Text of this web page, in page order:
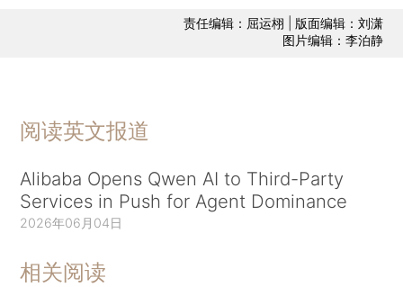
责任编辑：屈运栩 | 版面编辑：刘潇
图片编辑：李泊静
阅读英文报道
Alibaba Opens Qwen AI to Third-Party
Services in Push for Agent Dominance
2026年06月04日
相关阅读